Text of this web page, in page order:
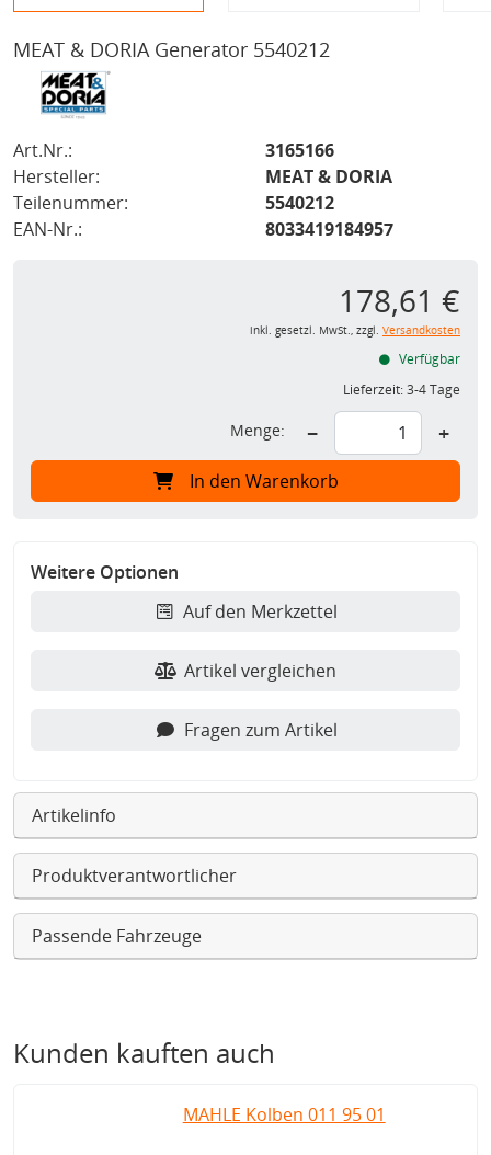
MEAT & DORIA Generator 5540212
Art.Nr.:
3165166
Hersteller:
MEAT & DORIA
Teilenummer:
5540212
EAN-Nr.:
8033419184957
178,61 €
inkl. gesetzl. MwSt., zzgl. Versandkosten
Verfügbar
Lieferzeit:3-4 Tage
Menge: − +
In den Warenkorb
Weitere Optionen
Auf den Merkzettel
Artikel vergleichen
Fragen zum Artikel
Artikelinfo
Produktverantwortlicher
Passende Fahrzeuge
Kunden kauften auch
MAHLE Kolben 011 95 01